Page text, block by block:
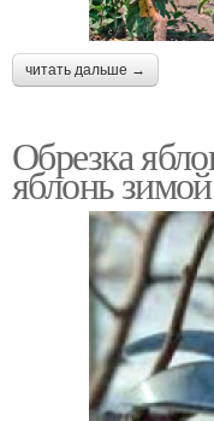
читать дальше →
Обрезка
яблонь зимой